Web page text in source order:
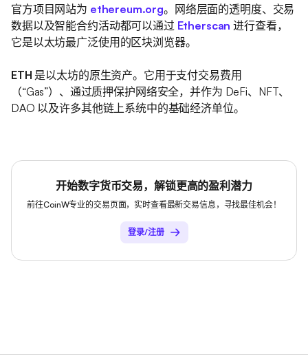
官方项目网站为 ethereum.org。网络层面的透明度、交易
数据以及智能合约活动都可以通过 Etherscan 进行查看，
它是以太坊最广泛使用的区块浏览器。
ETH 是以太坊的原生资产。它用于支付交易费用
（“Gas”）、通过质押保护网络安全，并作为 DeFi、NFT、
DAO 以及许多其他链上系统中的基础经济单位。
据可用性费用。
以太坊是领先的智能合约平台：
DAO、稳定币以及 Layer-2 扩容生态。
以太坊由 Vitalik Buterin 于 2013 年提出，并于 2015 年上
开始数字货币交易，解锁更高的盈利潜力
前往CoinW专业的交易页面，实时查看最新交易信息，寻找最佳机会！
登录/注册